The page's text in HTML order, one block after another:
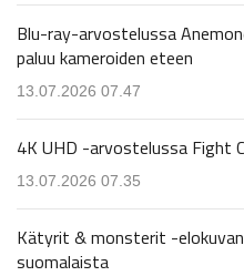
Blu-ray-arvostelussa
paluu kameroiden eteen
13.07.2026 07.47
4K UHD -arvostelussa Fight
13.07.2026 07.35
Kätyrit & monsterit -
suomalaista